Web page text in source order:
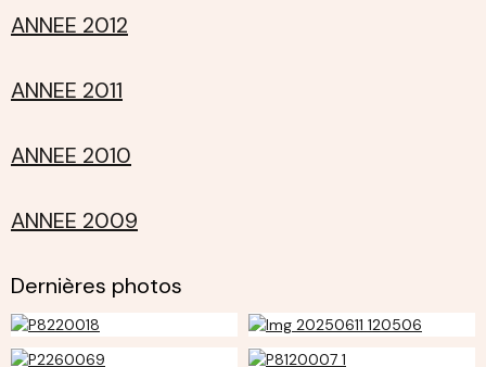
ANNEE 2012
ANNEE 2011
ANNEE 2010
ANNEE 2009
Dernières photos